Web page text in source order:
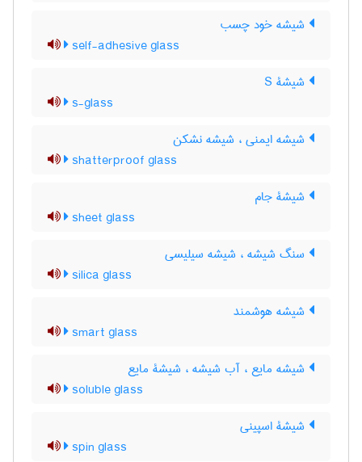
شیشه خود چسب
self-adhesive glass
شیشۀ S
s-glass
شیشه ایمنی ، شیشه نشکن
shatterproof glass
شیشۀ جام
sheet glass
سنگ شیشه ، شیشه سیلیسی
silica glass
شیشه هوشمند
smart glass
شیشه مایع ، آب شیشه ، شیشۀ مایع
soluble glass
شیشۀ اسپینی
spin glass